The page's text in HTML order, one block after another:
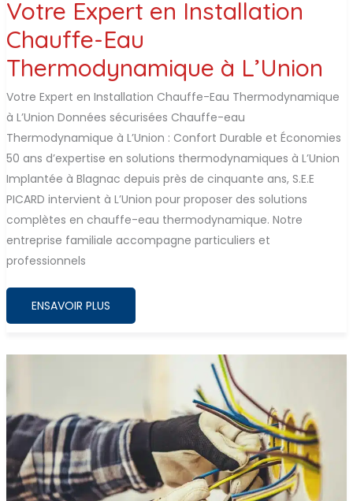
Votre Expert en Installation
Chauffe-Eau
Thermodynamique à L’Union
Votre Expert en Installation Chauffe-Eau Thermodynamique
à L’Union Données sécurisées Chauffe-eau
Thermodynamique à L’Union : Confort Durable et Économies
50 ans d’expertise en solutions thermodynamiques à L’Union
Implantée à Blagnac depuis près de cinquante ans, S.E.E
PICARD intervient à L’Union pour proposer des solutions
complètes en chauffe-eau thermodynamique. Notre
entreprise familiale accompagne particuliers et
professionnels
VOTRE
EN
EAU
ENSAVOIR PLUS